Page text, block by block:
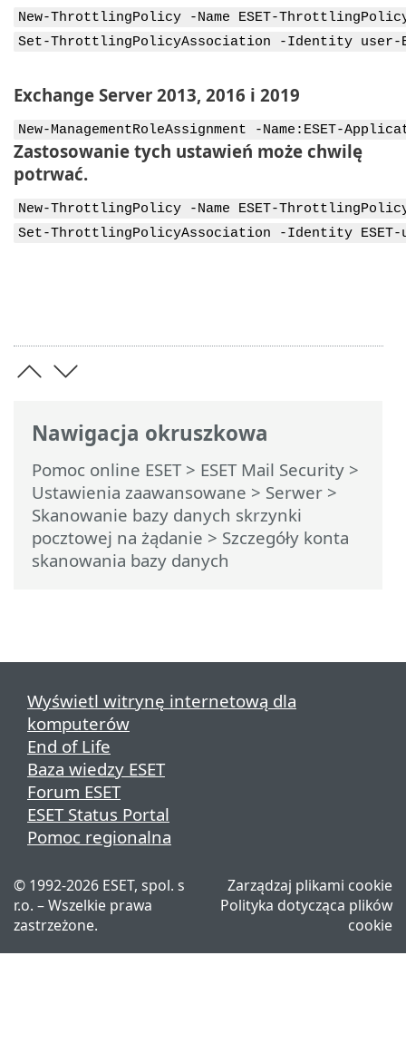
Nawigacja okruszkowa
Pomoc online ESET> ESET Mail Security >
Ustawienia zaawansowane > Serwer >
Skanowanie bazy danych skrzynki
pocztowej na żądanie > Szczegóły konta
skanowania bazy danych
New-ThrottlingPolicy -Name ESET-ThrottlingPolicy
Set-ThrottlingPolicyAssociation -Identity user-
Exchange Server 2013, 2016 i 2019
New-ManagementRoleAssignment -Name:ESET-
Zastosowanie tych ustawień może chwilę
potrwać.
New-ThrottlingPolicy -Name ESET-
Set-ThrottlingPolicyAssociation -Identity
Wyświetl witrynę internetową dla
komputerów
End of Life
Baza wiedzy ESET
Forum ESET
ESET Status Portal
Pomoc regionalna
© 1992-2026 ESET, spol. s
r.o. – Wszelkie prawa
zastrzeżone.
Zarządzaj plikami cookie
Polityka dotycząca plików
cookie